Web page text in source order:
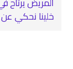
خلينا نحكي